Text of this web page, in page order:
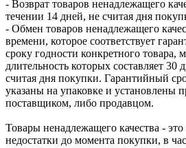
- Возврат товаров ненадлежащего
течении 14 дней, не считая дня
- Обмен товаров ненадлежащего
времени, которое соответствует
сроку годности конкретного товара,
длительность которых составляет 30
считая дня покупки. Гарантийный
указаны на упаковке и установлены
поставщиком, либо продавцом.
Товары ненадлежащего качества -
недостатки до момента покупки, в